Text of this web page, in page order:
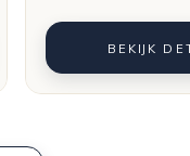
BEKIJK